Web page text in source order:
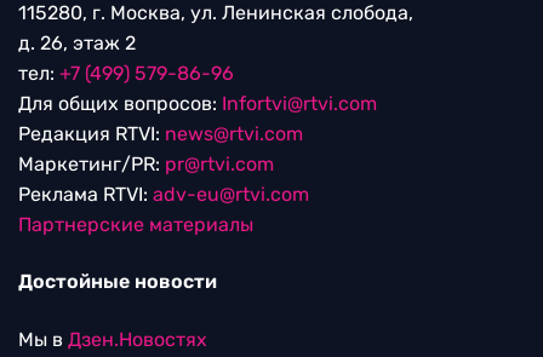
115280, г. Москва, ул. Ленинская слобода,
д. 26, этаж 2
тел: +7 (499) 579-86-96
Для общих вопросов: Infortvi@rtvi.com
Редакция RTVI: news@rtvi.com
Маркетинг/PR: pr@rtvi.com
Реклама RTVI: adv-eu@rtvi.com
Партнерские материалы
Достойные новости
Мы в Дзен.Новостях